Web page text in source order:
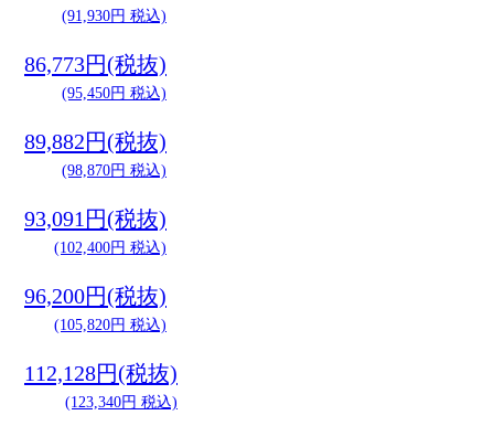
(91,930円 税込)
86,773円(税抜)
(95,450円 税込)
89,882円(税抜)
(98,870円 税込)
93,091円(税抜)
(102,400円 税込)
96,200円(税抜)
(105,820円 税込)
112,128円(税抜)
(123,340円 税込)